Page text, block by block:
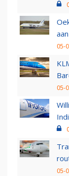
05-
05-
05-